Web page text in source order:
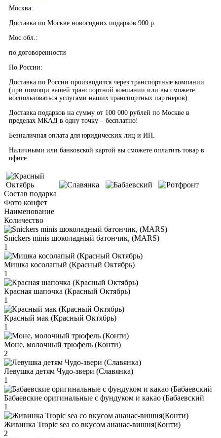
Москва:
Доставка по Москве новогодних подарков 900 р.
Мос.обл.:
по договоренности
По России:
Доставка по России производится через транспортные компании
(при помощи вашей транспортной компании или вы сможете
воспользоваться услугами наших транспортных партнеров)
Доставка подарков на сумму от 100 000 рублей по Москве в
пределах МКАД в одну точку – бесплатно!
Безналичная оплата для юридических лиц и ИП.
Наличными или банковской картой вы сможете оплатить товар в
офисе.
Состав подарка
Фото конфет
Наименование
Количество
Snickers minis шоколадный батончик, (MARS)
1
Мишка косолапый (Красный Октябрь)
1
Красная шапочка (Красный Октябрь)
1
Красный мак (Красный Октябрь)
1
Моне, молочный трюфель (Конти)
2
Левушка детям Чудо-звери (Славянка)
1
Бабаевские оригинальные с фундуком и какао (Бабаевский
1
Живинка Tropic sea со вкусом ананас-вишня(Конти)
2